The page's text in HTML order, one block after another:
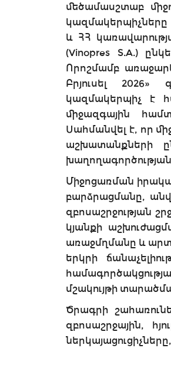
մեծամասշտաբ
կազմակերպիչները
և ՀՀ
(Vinopres S.A.)
Որոշմամբ
Բրյուսել 2026»
կազմակերպիչ է
միջազգային
Սահմանվել է, որ
աշխատանքների
Միջոցառման
բարձրացմանը,
զբոսաշրջության
կյանքի
առաջմղմանը և
երկրի
մշակույթի
Ծրագրի
զբոսաշրջային,